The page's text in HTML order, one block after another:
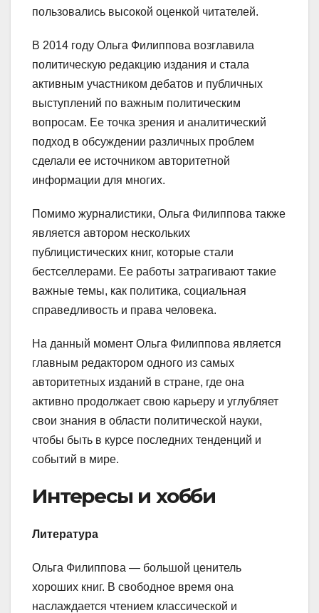
пользовались высокой оценкой читателей.
В 2014 году Ольга Филиппова возглавила
политическую редакцию издания и стала
активным участником дебатов и публичных
выступлений по важным политическим
вопросам. Ее точка зрения и аналитический
подход в обсуждении различных проблем
сделали ее источником авторитетной
информации для многих.
Помимо журналистики, Ольга Филиппова также
является автором нескольких
публицистических книг, которые стали
бестселлерами. Ее работы затрагивают такие
важные темы, как политика, социальная
справедливость и права человека.
На данный момент Ольга Филиппова является
главным редактором одного из самых
авторитетных изданий в стране, где она
активно продолжает свою карьеру и углубляет
свои знания в области политической науки,
чтобы быть в курсе последних тенденций и
событий в мире.
Интересы и хобби
Литература
Ольга Филиппова — большой ценитель
хороших книг. В свободное время она
наслаждается чтением классической и